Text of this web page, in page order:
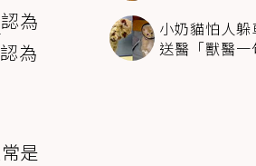
認為
為
是
小奶貓怕人
送醫「獸醫